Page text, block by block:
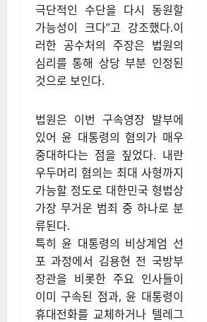
발표된 시점부터 윤 대통령과
그의 측근들은 사전에 정교한
계획을 세워 민주적 절차를 무
시했다”며 “이는 명백한 내란 행
위로, 헌법과 법률의 근본을 위
“윤 대통령은 전형적인 확신범
으로, 탄핵심판이 기각될 경우
극단적인 수단을 다시 동원할
가능성이 크다”고 강조했다.이
러한 공수처의 주장은 법원의
심리를 통해 상당 부분 인정된
것으로 보인다.
법원은 이번 구속영장 발부에
있어 윤 대통령의 혐의가 매우
중대하다는 점을 짚었다. 내란
우두머리 혐의는 최대 사형까지